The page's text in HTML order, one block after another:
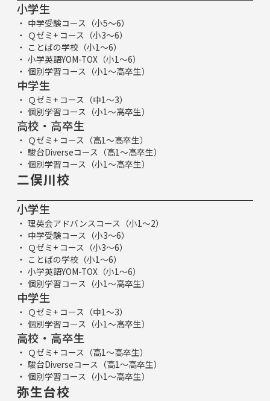
小学生
中学受験コース（小5～6）
Ｑゼミ+ コース（小3～6）
ことばの学校（小1～6）
小学英語YOM-TOX（小1～6）
個別学習コース（小1～高卒生）
中学生
Ｑゼミ+ コース（中1～3）
個別学習コース（小1～高卒生）
高校・高卒生
Ｑゼミ+ コース（高1～高卒生）
駿台Diverseコース（高1～高卒生）
個別学習コース（小1～高卒生）
二俣川校
小学生
理英会アドバンスコース（小1～2）
中学受験コース（小3～6）
Ｑゼミ+ コース（小3～6）
ことばの学校（小1～6）
小学英語YOM-TOX（小1～6）
個別学習コース（小1～高卒生）
中学生
Ｑゼミ+ コース（中1～3）
個別学習コース（小1～高卒生）
高校・高卒生
Ｑゼミ+ コース（高1～高卒生）
駿台Diverseコース（高1～高卒生）
個別学習コース（小1～高卒生）
弥生台校